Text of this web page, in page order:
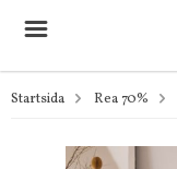
Startsida Rea 70%